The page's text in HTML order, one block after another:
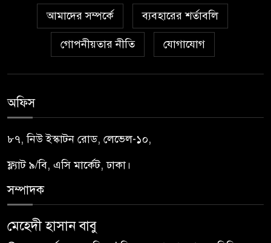
আমাদের সম্পর্কে ব্যবহারের শর্তাবলি
গোপনীয়তার নীতি যোগাযোগ
অফিস
৮৭, নিউ ইস্কাটন রোড, লেভেল-১০,
ফ্ল্যাট ৯/বি, এসি মার্কেট, ঢাকা।
সম্পাদক
মেহেদী হাসান বাবু